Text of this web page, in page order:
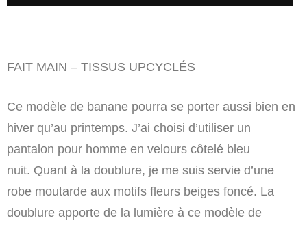
FAIT MAIN – TISSUS UPCYCLÉS
Ce modèle de banane pourra se porter aussi bien en
hiver qu’au printemps. J’ai choisi d’utiliser un
pantalon pour homme en velours côtelé bleu
nuit. Quant à la doublure, je me suis servie d’une
robe moutarde aux motifs fleurs beiges foncé. La
doublure apporte de la lumière à ce modèle de